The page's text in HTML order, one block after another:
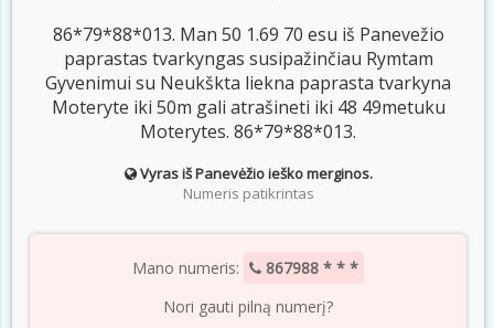
86*79*88*013. Man 50 1.69 70 esu iš Panevežio
paprastas tvarkyngas susipažinčiau Rymtam
Gyvenimui su Neukškta liekna paprasta tvarkyna
Moteryte iki 50m gali atrašineti iki 48 49metuku
Moterytes. 86*79*88*013.
Vyras iš Panevėžio ieško merginos.
Numeris patikrintas
Mano numeris:
867988 * * *
Nori gauti pilną numerį?